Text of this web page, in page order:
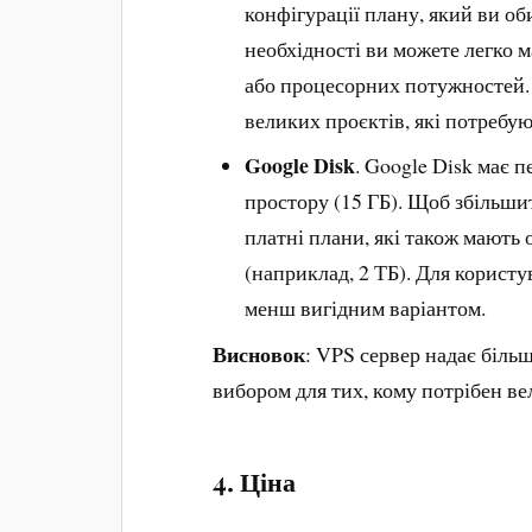
конфігурації плану, який ви
необхідності ви можете легко
або процесорних
великих проєктів, які
Google Disk. Google Disk має
простору (15 ГБ). Щоб
платні плани, які також
(наприклад, 2 ТБ). Для
менш вигідним варіантом.
Висновок: VPS сервер надає
вибором для тих, кому потрібен
4.Ціна